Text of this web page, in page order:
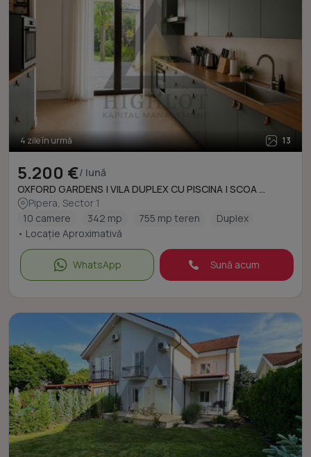
4 zile în urmă 13
5.200 €/ lună
OXFORD GARDENS | VILA DUPLEX CU PISCINA | SCOA ...
Pipera, Sector 1
10 camere
342 mp 755 mp teren
Duplex
• Locație Aproximativă
WhatsApp Sună acum